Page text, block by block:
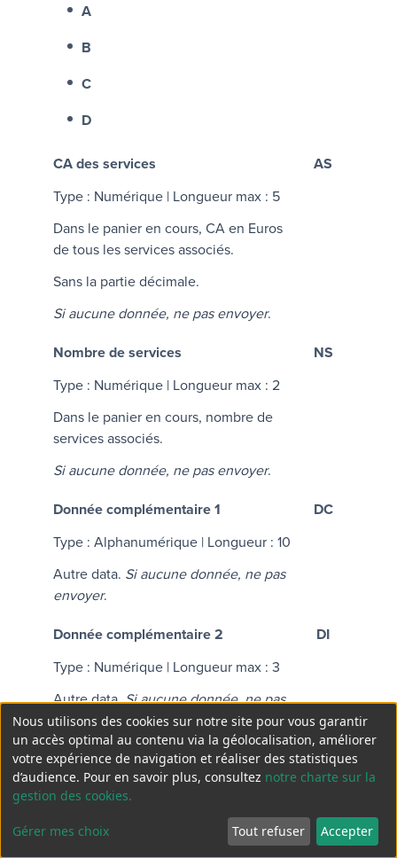
A
B
C
D
CA des services
Type : Numérique | Longueur max : 5
Dans le panier en cours, CA en Euros
de tous les services associés.
Sans la partie décimale.
Si aucune donnée, ne pas envoyer.
AS
Nombre de services
Type : Numérique | Longueur max : 2
Dans le panier en cours, nombre de
services associés.
Si aucune donnée, ne pas envoyer.
NS
Donnée complémentaire 1
Type : Alphanumérique | Longueur : 10
Autre data. Si aucune donnée, ne pas
envoyer.
DC
Donnée complémentaire 2
Type : Numérique | Longueur max : 3
Autre data.Si aucune donnée, ne pas
envoyer.
DI
Nous utilisons des cookies sur notre site pour vous garantir
un accès optimal au contenu via la géolocalisation, améliorer
votre expérience de navigation et réaliser des statistiques
d’audience. Pour en savoir plus, consultez notre charte sur la
gestion des cookies.
Gérer mes choix Tout refuser Accepter